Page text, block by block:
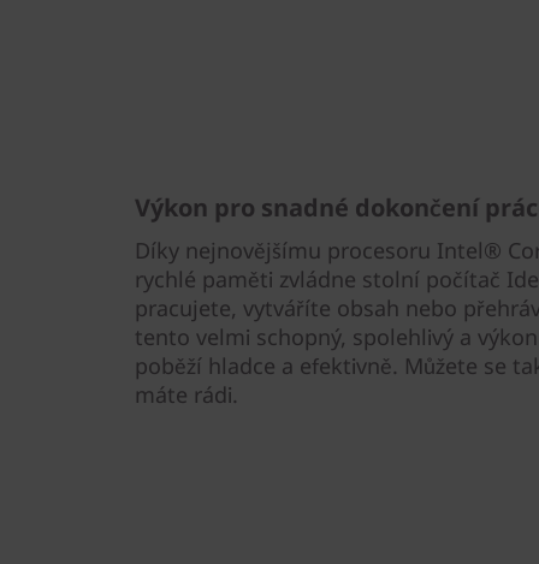
Výkon pro snadné dokončení
Díky nejnovějšímu procesoru Intel®
rychlé paměti zvládne stolní počítač
pracujete, vytváříte obsah nebo
tento velmi schopný, spolehlivý a
poběží hladce a efektivně. Můžete se
máte rádi.